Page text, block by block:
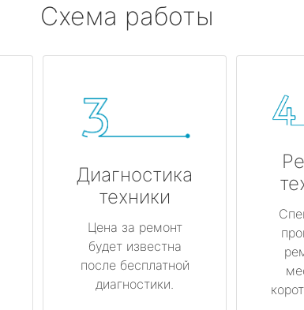
Схема работы
Диагностика
техники
Цена за ремонт
будет известна
после бесплатной
диагностики.